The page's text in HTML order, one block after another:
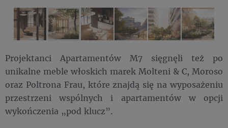
Projektanci Apartamentów M7 sięgnęli też po
unikalne meble włoskich marek Molteni & C, Moroso
oraz Poltrona Frau, które znajdą się na wyposażeniu
przestrzeni wspólnych i apartamentów w opcji
wykończenia „pod klucz”.